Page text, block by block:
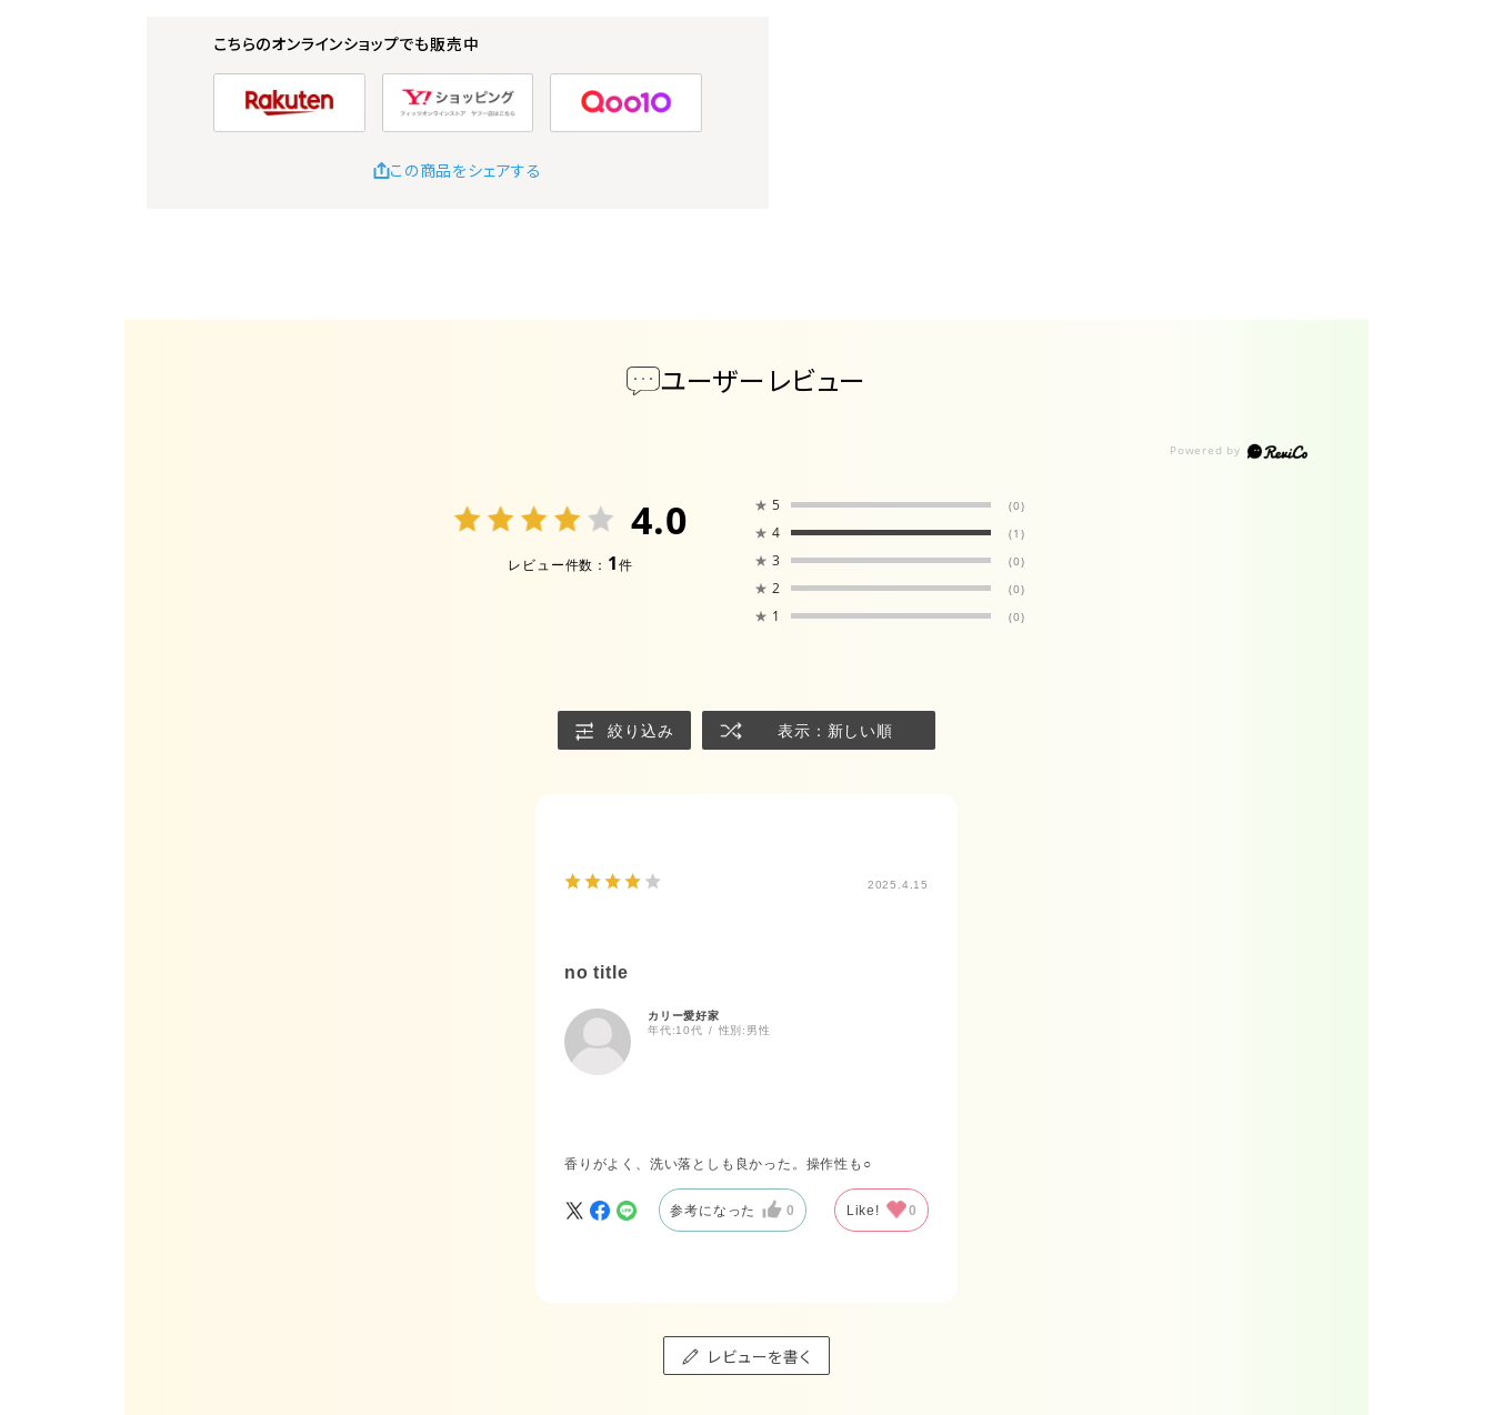
こちらのオンラインショップでも販売中
この商品をシェアする
ユーザーレビュー
4.0
レビュー件数： 1件
★ 5 (0)
★ 4 (1)
★ 3 (0)
★ 2 (0)
★ 1 (0)
絞り込み 表示：新しい順
2025.4.15
no title
カリー愛好家
年代:10代 性別: 男性
香りがよく、洗い落としも良かった。操作性も○
参考になった 0 Like! 0
レビューを書く